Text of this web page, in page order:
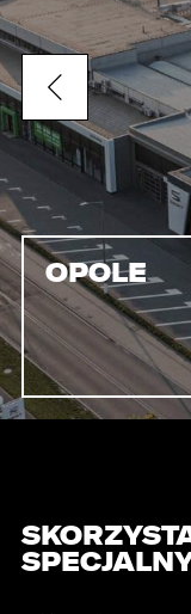
OPOLE